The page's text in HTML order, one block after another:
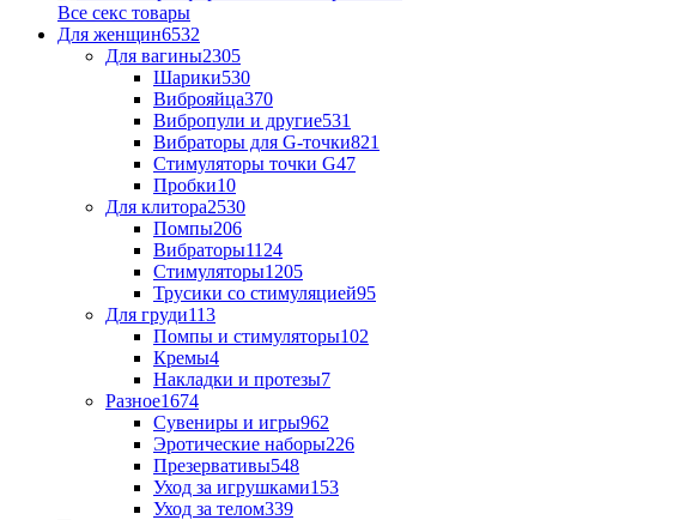
Все секс товары
Для женщин6532
Для вагины2305
Шарики530
Виброяйца370
Вибропули и другие531
Вибраторы для G-точки821
Стимуляторы точки G47
Пробки10
Для клитора2530
Помпы206
Вибраторы1124
Стимуляторы1205
Трусики со стимуляцией95
Для груди113
Помпы и стимуляторы102
Кремы4
Накладки и протезы7
Разное1674
Сувениры и игры962
Эротические наборы226
Презервативы548
Уход за игрушками153
Уход за телом339